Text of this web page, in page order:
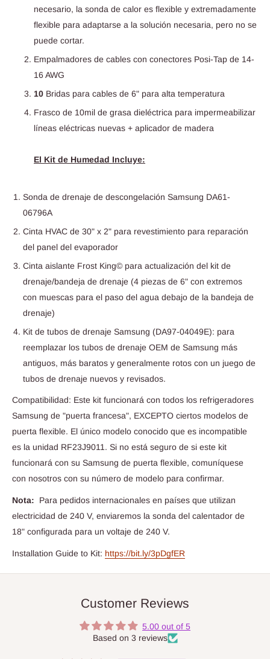
necesario, la sonda de calor es flexible y extremadamente
flexible para adaptarse a la solución necesaria, pero no se
puede cortar.
Empalmadores de cables con conectores Posi-Tap de 14-
16 AWG
10 Bridas para cables de 6" para alta temperatura
Frasco de 10mil de grasa dieléctrica para impermeabilizar
líneas eléctricas nuevas + aplicador de madera
El Kit de Humedad Incluye:
Sonda de drenaje de descongelación Samsung DA61-
06796A
Cinta HVAC de 30" x 2" para revestimiento para reparación
del panel del evaporador
Cinta aislante Frost King© para actualización del kit de
drenaje/bandeja de drenaje (4 piezas de 6" con extremos
con muescas para el paso del agua debajo de la bandeja de
drenaje)
Kit de tubos de drenaje Samsung (DA97-04049E): para
reemplazar los tubos de drenaje OEM de Samsung más
antiguos, más baratos y generalmente rotos con un juego de
tubos de drenaje nuevos y revisados.
Compatibilidad: Este kit funcionará con todos los refrigeradores
Samsung de "puerta francesa", EXCEPTO ciertos modelos de
puerta flexible. El único modelo conocido que es incompatible
es la unidad RF23J9011. Si no está seguro de si este kit
funcionará con su Samsung de puerta flexible, comuníquese
con nosotros con su número de modelo para confirmar.
Nota:
Para pedidos internacionales en países que utilizan
electricidad de 240 V, enviaremos la sonda del calentador de
18" configurada para un voltaje de 240 V.
Installation Guide to Kit: https://bit.ly/3pDgfER
Customer Reviews
5.00 out of 5
Based on 3 reviews